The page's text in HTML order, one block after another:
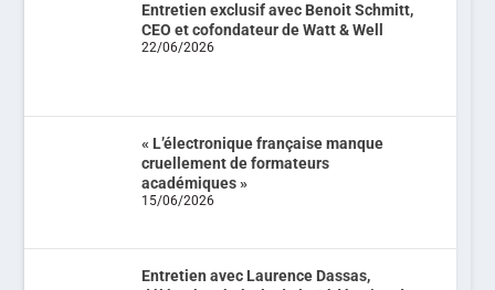
Entretien exclusif avec Benoit Schmitt,
CEO et cofondateur de Watt & Well
22/06/2026
« L’électronique française manque
cruellement de formateurs
académiques »
15/06/2026
Entretien avec Laurence Dassas,